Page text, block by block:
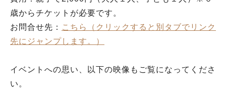
歳からチケットが必要です。
お問合せ先： こちら（クリックすると別タブでリンク
先にジャンプします。）
イベントへの思い、以下の映像もご覧になってくださ
い。